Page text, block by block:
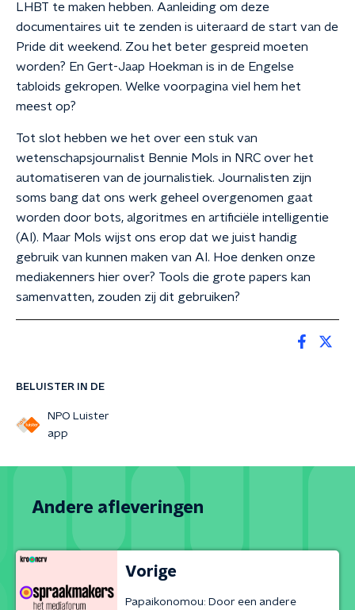
BELUISTER IN DE
NPO Luister
app
LHBT te maken hebben. Aanleiding om deze
documentaires uit te zenden is uiteraard de start van de
Pride dit weekend. Zou het beter gespreid moeten
worden? En Gert-Jaap Hoekman is in de Engelse
tabloids gekropen. Welke voorpagina viel hem het
meest op?
Tot slot hebben we het over een stuk van
wetenschapsjournalist Bennie Mols in NRC over het
automatiseren van de journalistiek. Journalisten zijn
soms bang dat ons werk geheel overgenomen gaat
worden door bots, algoritmes en artificiële intelligentie
(AI). Maar Mols wijst ons erop dat we juist handig
gebruik van kunnen maken van AI. Hoe denken onze
mediakenners hier over? Tools die grote papers kan
samenvatten, zouden zij dit gebruiken?
Andere afleveringen
Vorige
Papaikonomou: Door een andere